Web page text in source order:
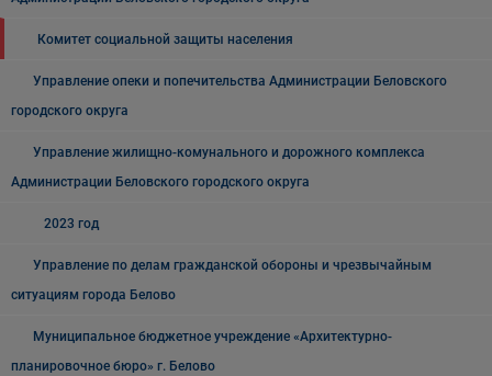
Комитет социальной защиты населения
Управление опеки и попечительства Администрации Беловского
городского округа
Управление жилищно-комунального и дорожного комплекса
Администрации Беловского городского округа
2023 год
Управление по делам гражданской обороны и чрезвычайным
ситуациям города Белово
Муниципальное бюджетное учреждение «Архитектурно-
планировочное бюро» г. Белово